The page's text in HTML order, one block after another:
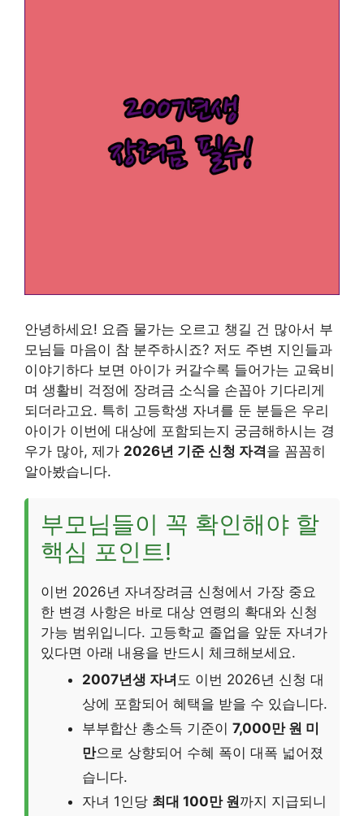
안녕하세요! 요즘 물가는 오르고 챙길 건 많아서 부
모님들 마음이 참 분주하시죠? 저도 주변 지인들과
이야기하다 보면 아이가 커갈수록 들어가는 교육비
며 생활비 걱정에 장려금 소식을 손꼽아 기다리게
되더라고요. 특히 고등학생 자녀를 둔 분들은 우리
아이가 이번에 대상에 포함되는지 궁금해하시는 경
우가 많아, 제가 2026년 기준 신청 자격을 꼼꼼히
알아봤습니다.
부모님들이 꼭 확인해야 할
핵심 포인트!
이번 2026년 자녀장려금 신청에서 가장 중요
한 변경 사항은 바로 대상 연령의 확대와 신청
가능 범위입니다. 고등학교 졸업을 앞둔 자녀가
있다면 아래 내용을 반드시 체크해보세요.
2007년생 자녀 도 이번 2026년 신청 대
상에 포함되어 혜택을 받을 수 있습니다.
부부합산 총소득 기준이 7,000만 원 미
만으로 상향되어 수혜 폭이 대폭 넓어졌
습니다.
자녀 1인당 최대 100만 원까지 지급되니